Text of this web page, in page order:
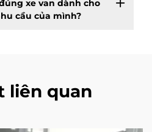
xe van dành cho
cầu của mình?
liên quan